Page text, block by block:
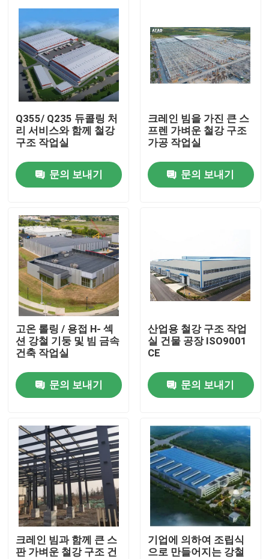
제품
동영상
우리에 대하여
공장 여행
품질 관리
인용문을 요구하세요
철골 구조물 저장소
철골 구조물 워크샵
가벼운 철골 구조물
Q355/ Q235 듀콜링 처
리 서비스와 함께 철강
구조 작업실
문의 보내기
크레인 빔을 가진 큰 스
프렌 가벼운 철강 구조
가공 작업실
문의 보내기
고온 롤링 / 용접 H- 섹
션 강철 기둥 및 빔 금속
건축 작업실
문의 보내기
산업용 철강 구조 작업
실 건물 공장 ISO9001
CE
문의 보내기
크레인 빔과 함께 큰 스
판 가벼운 철강 구조 건
기업에 의하여 조립식
으로 만들어지는 강철